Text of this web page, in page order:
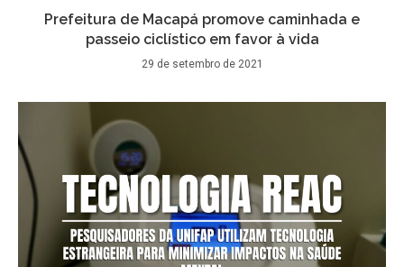
Prefeitura de Macapá promove caminhada e
passeio ciclístico em favor à vida
29 de setembro de 2021